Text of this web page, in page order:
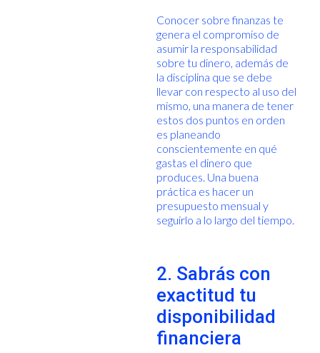
Conocer sobre finanzas te
genera el compromiso de
asumir la responsabilidad
sobre tu dinero, además de
la disciplina que se debe
llevar con respecto al uso del
mismo, una manera de tener
estos dos puntos en orden
es planeando
conscientemente en qué
gastas el dinero que
produces. Una buena
práctica es hacer un
presupuesto mensual y
seguirlo a lo largo del tiempo.
2. Sabrás con
exactitud tu
disponibilidad
financiera